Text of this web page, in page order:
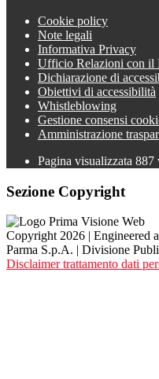
Cookie policy
Note legali
Informativa Privacy
Ufficio Relazioni con il
Dichiarazione di
Obiettivi di accessibilità
Whistleblowing
Gestione consensi
Amministrazione
Pagina visualizzata 887
Sezione Copyright
Copyright 2026 | Engineered
Parma S.p.A. | Divisione
Disclaimer trattamento dati